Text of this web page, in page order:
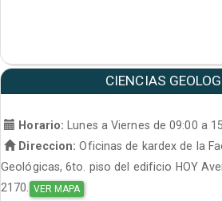
CIENCIAS
Horario: Lunes a Viernes de 09:00 a
Direccion: Oficinas de kardex de la
Geológicas, 6to. piso del edificio HOY
2170. VER MAPA